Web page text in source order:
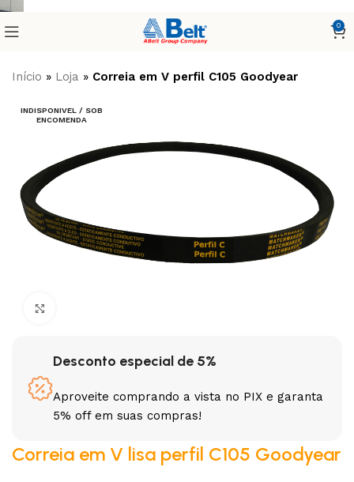
0
Início » Loja » Correia em V perfil C105 Goodyear
INDISPONIVEL / SOB
ENCOMENDA
Desconto especial de 5%
Aproveite comprando a vista no PIX e garanta
5% off em suas compras!
Correia em V lisa perfil C105 Goodyear